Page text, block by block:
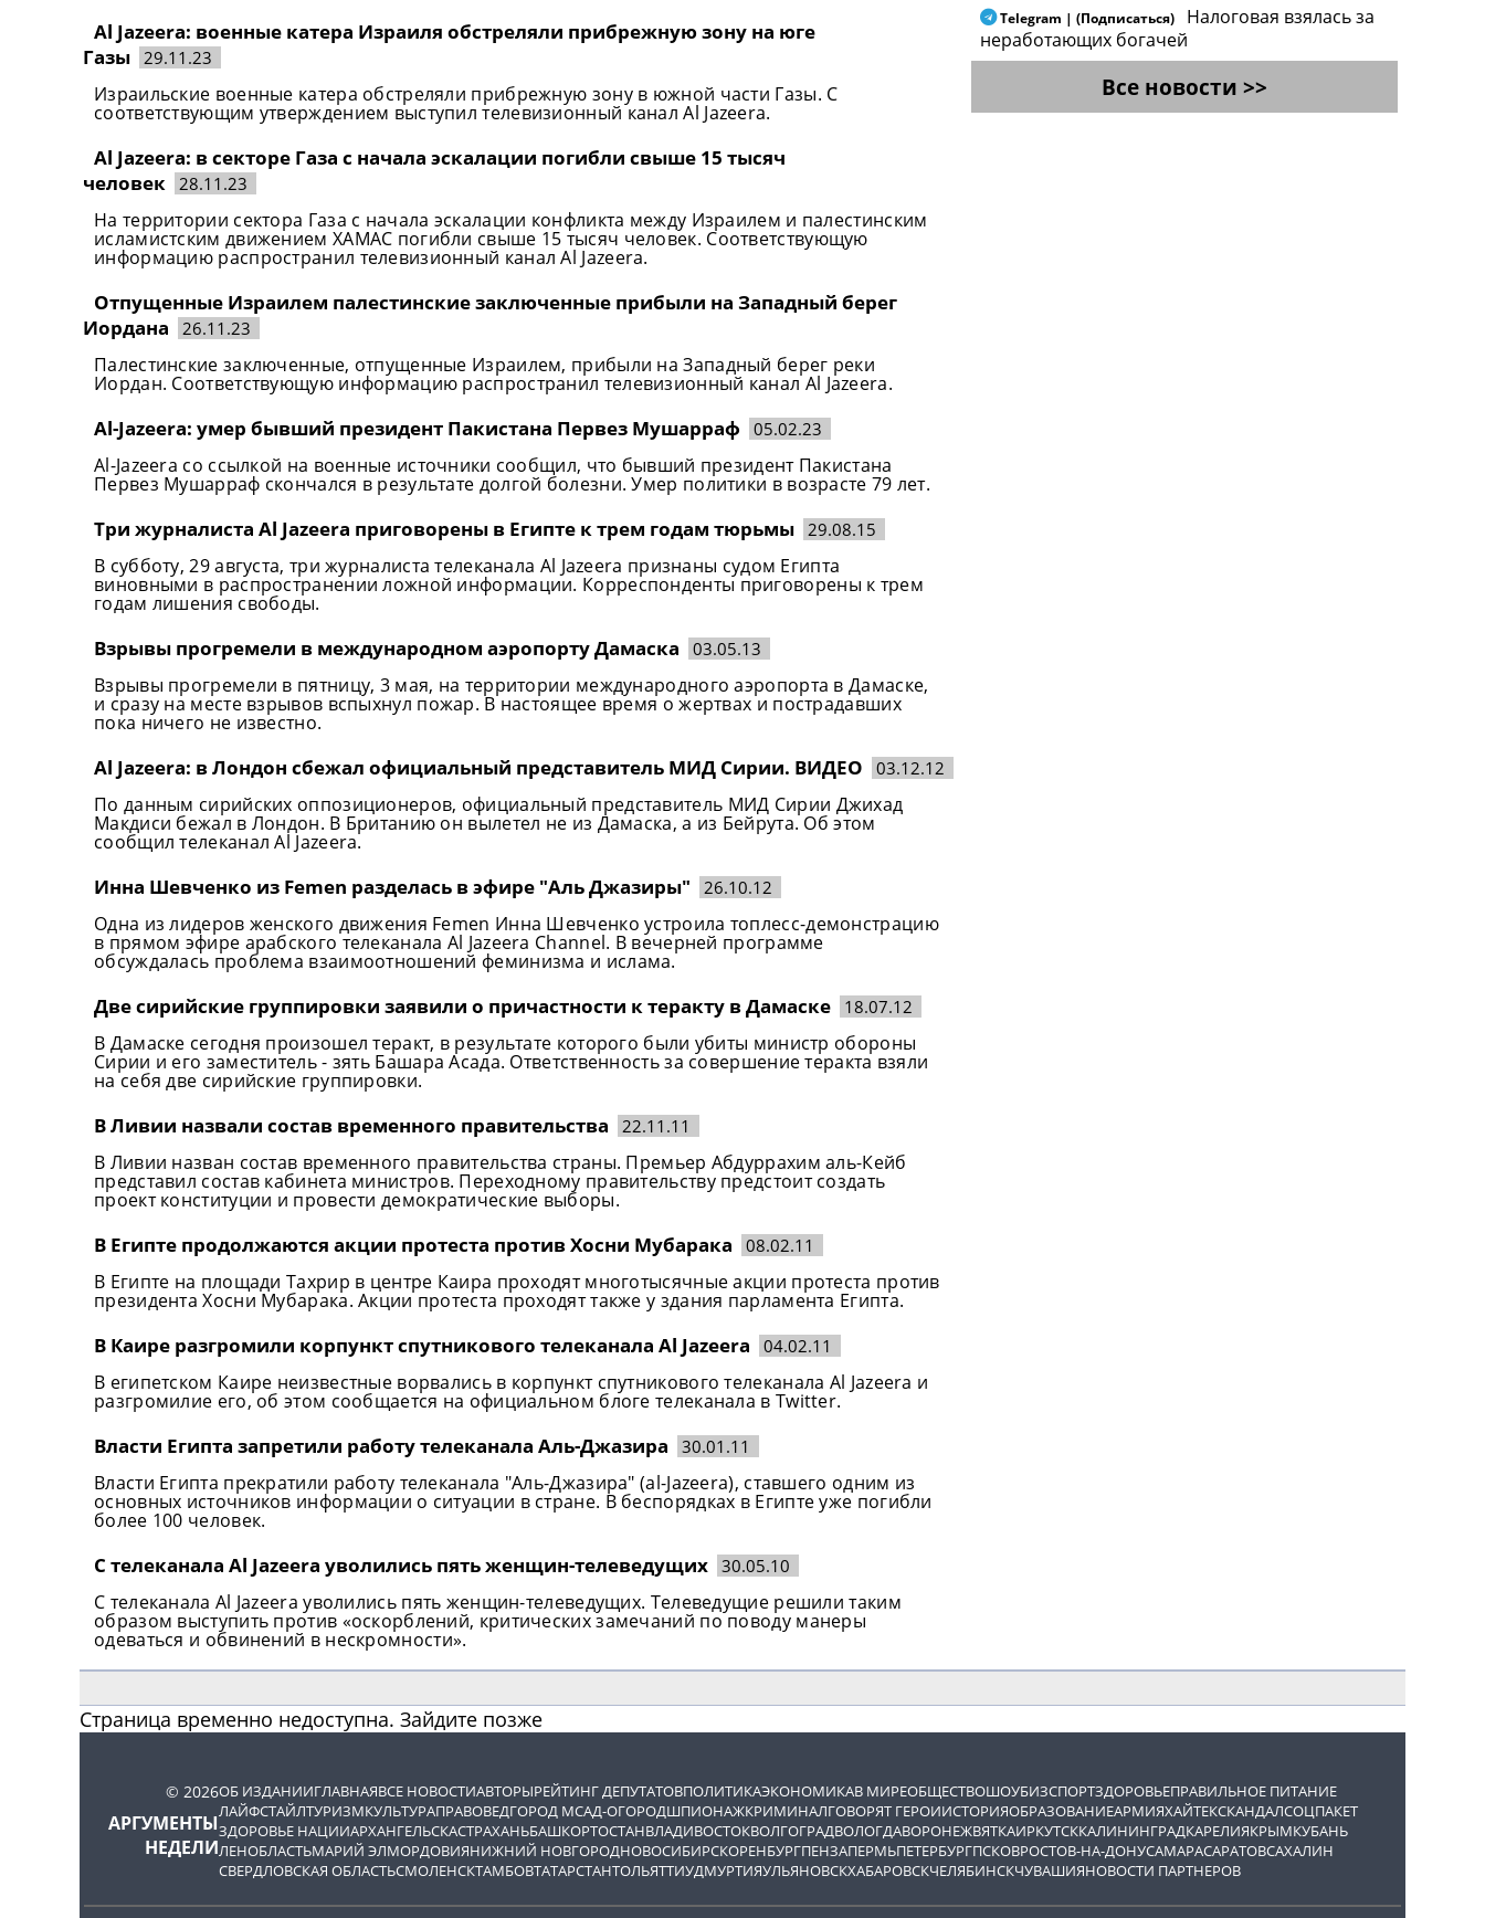
Al Jazeera: военные катера Израиля обстреляли прибрежную зону на юге
Газы
29.11.23
Израильские военные катера обстреляли прибрежную зону в южной части Газы. С
соответствующим утверждением выступил телевизионный канал Al Jazeera.
Al Jazeera: в секторе Газа с начала эскалации погибли свыше 15 тысяч
человек
28.11.23
На территории сектора Газа с начала эскалации конфликта между Израилем и палестинским
исламистским движением ХАМАС погибли свыше 15 тысяч человек. Соответствующую
информацию распространил телевизионный канал Al Jazeera.
Отпущенные Израилем палестинские заключенные прибыли на Западный берег
Иордана
26.11.23
Палестинские заключенные, отпущенные Израилем, прибыли на Западный берег реки
Иордан. Соответствующую информацию распространил телевизионный канал Al Jazeera.
Al-Jazeera: умер бывший президент Пакистана Первез Мушарраф 05.02.23
Al-Jazeera со ссылкой на военные источники сообщил, что бывший президент Пакистана
Первез Мушарраф скончался в результате долгой болезни. Умер политики в возрасте 79 лет.
Три журналиста Al Jazeera приговорены в Египте к трем годам тюрьмы 29.08.15
В субботу, 29 августа, три журналиста телеканала Al Jazeera признаны судом Египта
виновными в распространении ложной информации. Корреспонденты приговорены к трем
годам лишения свободы.
Взрывы прогремели в международном аэропорту Дамаска 03.05.13
Взрывы прогремели в пятницу, 3 мая, на территории международного аэропорта в Дамаске,
и сразу на месте взрывов вспыхнул пожар. В настоящее время о жертвах и пострадавших
пока ничего не известно.
Al Jazeera: в Лондон сбежал официальный представитель МИД Сирии. ВИДЕО 03.12.12
По данным сирийских оппозиционеров, официальный представитель МИД Сирии Джихад
Макдиси бежал в Лондон. В Британию он вылетел не из Дамаска, а из Бейрута. Об этом
сообщил телеканал Al Jazeera.
Инна Шевченко из Femen разделась в эфире "Аль Джазиры" 26.10.12
Одна из лидеров женского движения Femen Инна Шевченко устроила топлесс-демонстрацию
в прямом эфире арабского телеканала Al Jazeera Channel. В вечерней программе
обсуждалась проблема взаимоотношений феминизма и ислама.
Две сирийские группировки заявили о причастности к теракту в Дамаске 18.07.12
В Дамаске сегодня произошел теракт, в результате которого были убиты министр обороны
Сирии и его заместитель - зять Башара Асада. Ответственность за совершение теракта взяли
на себя две сирийские группировки.
В Ливии назвали состав временного правительства 22.11.11
В Ливии назван состав временного правительства страны. Премьер Абдуррахим аль-Кейб
представил состав кабинета министров. Переходному правительству предстоит создать
проект конституции и провести демократические выборы.
В Египте продолжаются акции протеста против Хосни Мубарака 08.02.11
В Египте на площади Тахрир в центре Каира проходят многотысячные акции протеста против
президента Хосни Мубарака. Акции протеста проходят также у здания парламента Египта.
В Каире разгромили корпункт спутникового телеканала Al Jazeera 04.02.11
В египетском Каире неизвестные ворвались в корпункт спутникового телеканала Al Jazeera и
разгромилие его, об этом сообщается на официальном блоге телеканала в Twitter.
Власти Египта запретили работу телеканала Аль-Джазира 30.01.11
Власти Египта прекратили работу телеканала "Аль-Джазира" (al-Jazeera), ставшего одним из
основных источников информации о ситуации в стране. В беспорядках в Египте уже погибли
более 100 человек.
С телеканала Al Jazeera уволились пять женщин-телеведущих 30.05.10
С телеканала Al Jazeera уволились пять женщин-телеведущих. Телеведущие решили таким
образом выступить против «оскорблений, критических замечаний по поводу манеры
одеваться и обвинений в нескромности».
Telegram | (Подписаться)
Налоговая взялась за
неработающих богачей
Все новости >>
Страница временно недоступна. Зайдите позже
© 2026
АРГУМЕНТЫ
НЕДЕЛИ
ОБ ИЗДАНИИГЛАВНАЯВСЕ НОВОСТИАВТОРЫРЕЙТИНГ ДЕПУТАТОВПОЛИТИКАЭКОНОМИКАВ МИРЕОБЩЕСТВОШОУБИЗСПОРТЗДОРОВЬЕПРАВИЛЬНОЕ ПИТАНИЕ
ЛАЙФСТАЙЛТУРИЗМКУЛЬТУРАПРАВОВЕДГОРОД МСАД-ОГОРОДШПИОНАЖКРИМИНАЛГОВОРЯТ ГЕРОИИСТОРИЯОБРАЗОВАНИЕАРМИЯХАЙТЕКСКАНДАЛСОЦПАКЕТ
ЗДОРОВЬЕ НАЦИИАРХАНГЕЛЬСКАСТРАХАНЬБАШКОРТОСТАНВЛАДИВОСТОКВОЛГОГРАДВОЛОГДАВОРОНЕЖВЯТКАИРКУТСККАЛИНИНГРАДКАРЕЛИЯКРЫМКУБАНЬ
ЛЕНОБЛАСТЬМАРИЙ ЭЛМОРДОВИЯНИЖНИЙ НОВГОРОДНОВОСИБИРСКОРЕНБУРГПЕНЗАПЕРМЬПЕТЕРБУРГПСКОВРОСТОВ-НА-ДОНУСАМАРАСАРАТОВСАХАЛИН
СВЕРДЛОВСКАЯ ОБЛАСТЬСМОЛЕНСКТАМБОВТАТАРСТАНТОЛЬЯТТИУДМУРТИЯУЛЬЯНОВСКХАБАРОВСКЧЕЛЯБИНСКЧУВАШИЯНОВОСТИ ПАРТНЕРОВ